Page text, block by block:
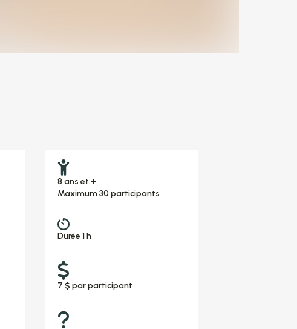
8 ans et +
Maximum 30 participants
Durée 1 h
7 $ par participant